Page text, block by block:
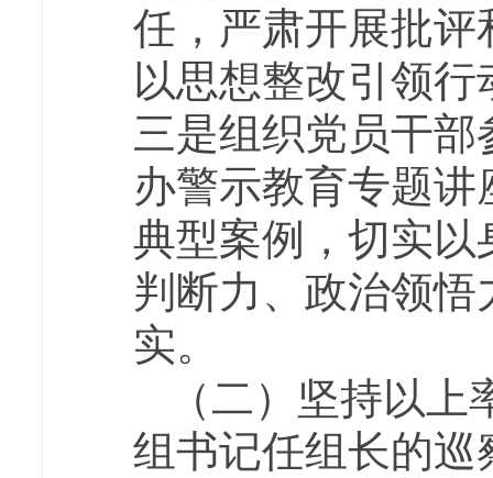
任，严肃开展批
以思想整改引领
三是组织党员干
办警示教育专题
典型案例，切实
判断力、政治领
实。
（二）坚持以
组书记任组长的